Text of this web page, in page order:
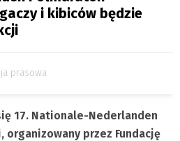
i kibiców będzie
prasowa
17. Nationale-Nederlanden
organizowany przez Fundację